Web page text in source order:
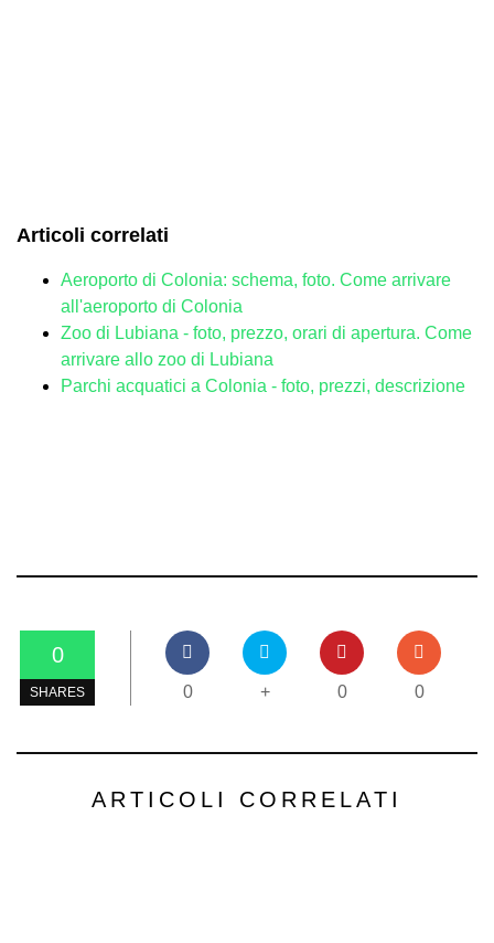
Articoli correlati
Aeroporto di Colonia: schema, foto. Come arrivare
all'aeroporto di Colonia
Zoo di Lubiana - foto, prezzo, orari di apertura. Come
arrivare allo zoo di Lubiana
Parchi acquatici a Colonia - foto, prezzi, descrizione
0
SHARES 0 + 0 0
ARTICOLI CORRELATI